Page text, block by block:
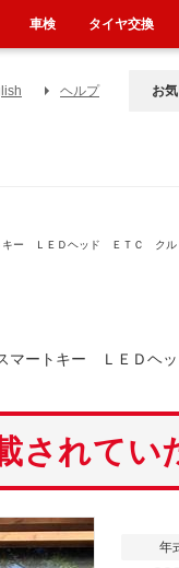
ヘルプ お
キー ＬＥＤヘッド ＥＴＣ クル
ートキー ＬＥＤヘ
されてい
年
車検 タイヤ交換